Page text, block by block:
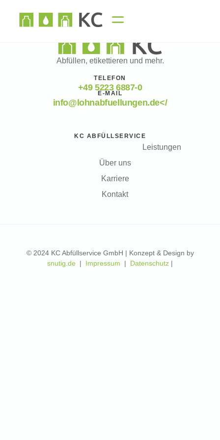
Abfüllen, etikettieren und mehr.
TELEFON
+49 5223 6887-0
E-MAIL
info@lohnabfuellungen.de</
KC ABFÜLLSERVICE
Leistungen
Über uns
Karriere
Kontakt
© 2024 KC Abfüllservice GmbH | Konzept & Design by
snutig.de | Impressum | Datenschutz |